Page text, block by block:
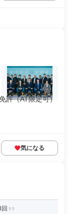
許（AT限定可）
気になる